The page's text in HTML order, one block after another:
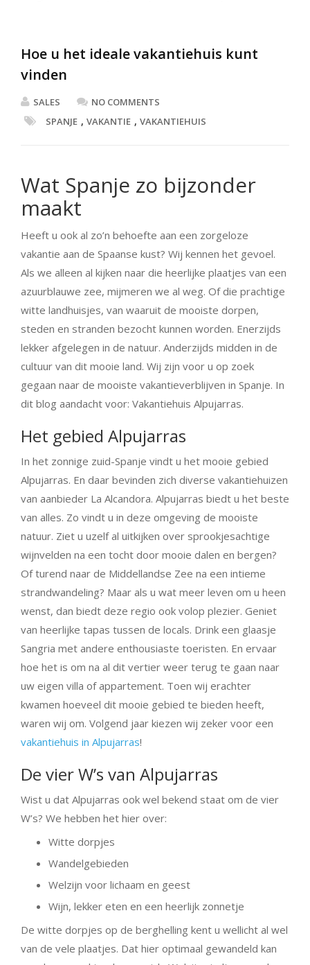
Hoe u het ideale vakantiehuis kunt
vinden
SALES
NO COMMENTS
SPANJE , VAKANTIE , VAKANTIEHUIS
Wat Spanje zo bijzonder
maakt
Heeft u ook al zo’n behoefte aan een zorgeloze
vakantie aan de Spaanse kust? Wij kennen het gevoel.
Als we alleen al kijken naar die heerlijke plaatjes van een
azuurblauwe zee, mijmeren we al weg. Of die prachtige
witte landhuisjes, van waaruit de mooiste dorpen,
steden en stranden bezocht kunnen worden. Enerzijds
lekker afgelegen in de natuur. Anderzijds midden in de
cultuur van dit mooie land. Wij zijn voor u op zoek
gegaan naar de mooiste vakantieverblijven in Spanje. In
dit blog aandacht voor: Vakantiehuis Alpujarras.
Het gebied Alpujarras
In het zonnige zuid-Spanje vindt u het mooie gebied
Alpujarras. En daar bevinden zich diverse vakantiehuizen
van aanbieder La Alcandora. Alpujarras biedt u het beste
van alles. Zo vindt u in deze omgeving de mooiste
natuur. Ziet u uzelf al uitkijken over sprookjesachtige
wijnvelden na een tocht door mooie dalen en bergen?
Of turend naar de Middellandse Zee na een intieme
strandwandeling? Maar als u wat meer leven om u heen
wenst, dan biedt deze regio ook volop plezier. Geniet
van heerlijke tapas tussen de locals. Drink een glaasje
Sangria met andere enthousiaste toeristen. En ervaar
hoe het is om na al dit vertier weer terug te gaan naar
uw eigen villa of appartement. Toen wij erachter
kwamen hoeveel dit mooie gebied te bieden heeft,
waren wij om. Volgend jaar kiezen wij zeker voor een
vakantiehuis in Alpujarras!
De vier W’s van Alpujarras
Wist u dat Alpujarras ook wel bekend staat om de vier
W’s? We hebben het hier over:
Witte dorpjes
Wandelgebieden
Welzijn voor lichaam en geest
Wijn, lekker eten en een heerlijk zonnetje
De witte dorpjes op de berghelling kent u wellicht al wel
van de vele plaatjes. Dat hier optimaal gewandeld kan